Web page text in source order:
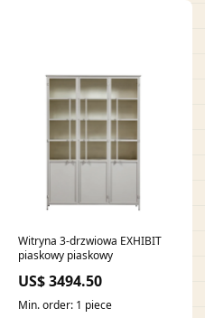
Witryna 3-drzwiowa EXHIBIT
piaskowy piaskowy
US$ 3494.50
Min. order: 1 piece